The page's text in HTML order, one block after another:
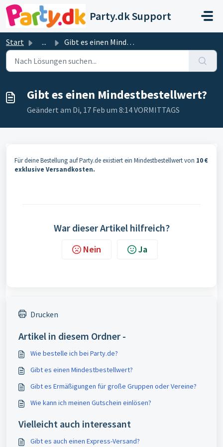
Zum hauptsächlichen Inhalt gehen
Party.dk Support
Start ... Gibt es einen Mindestbestellwert?
Gibt es einen Mindestbestellwert?
Geändert am Di, 17 Feb um 8:14 VORMITTAGS
Für deine Bestellung auf Party.de existiert ein Mindestbestellwert von 10 €
exklusive Versandkosten.
War dieser Artikel hilfreich?
Nein Ja
Drucken
Artikel in diesem Ordner -
Wie bestelle ich bei Party.de?
Gibt es einen Mindestbestellwert?
Gibt es Ermäßigungen für große Gruppen oder Vereine?
Wie kann ich meinen Gutschein einlösen?
Vielleicht auch interessant
Gibt es auch einen Express-Versand?